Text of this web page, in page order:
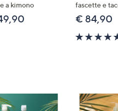
a kimono
fascette e
€ 84,90